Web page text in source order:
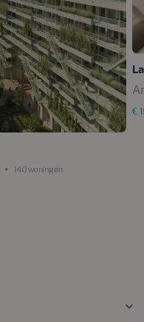
140 woningen
€